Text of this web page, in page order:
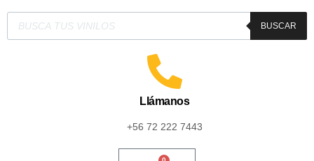
BUSCAR
Llámanos
+56 72 222 7443